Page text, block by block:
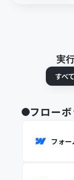
実
すべて
フロー
フォ